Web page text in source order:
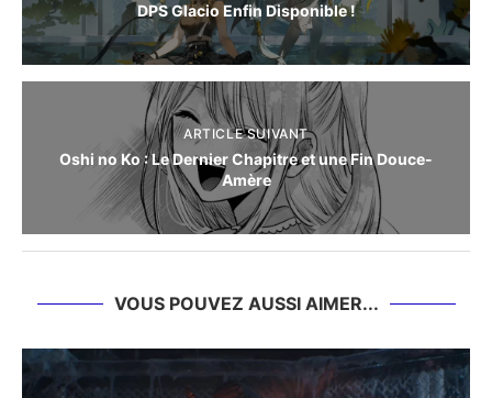
DPS Glacio Enfin Disponible !
ARTICLE SUIVANT
Oshi no Ko : Le Dernier Chapitre et une Fin Douce-
Amère
VOUS POUVEZ AUSSI AIMER...